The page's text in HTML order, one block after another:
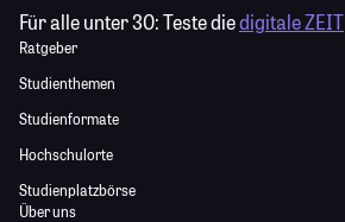
Für alle unter 30:Teste diedigitale ZEIT
Ratgeber
Studienthemen
Studienformate
Hochschulorte
Studienplatzbörse
Über uns